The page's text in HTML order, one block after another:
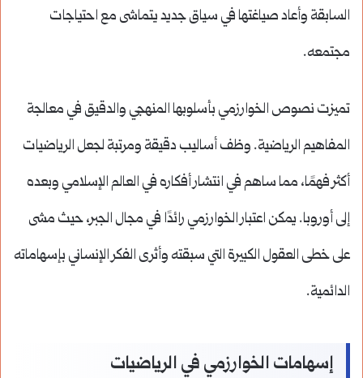
السابقة وأعاد صياغتها في سياق جديد يتماشى مع احتياجات
مجتمعه.
تميزت نصوص الخوارزمي بأسلوبها المنهجي والدقيق في معالجة
المفاهيم الرياضية. وظف أساليب دقيقة ومرتبة لجعل الرياضيات
أكثر فهمًا، مما ساهم في انتشار أفكاره في العالم الإسلامي وبعده
إلى أوروبا. يمكن اعتبار الخوارزمي رائدًا في مجال الجبر، حيث مشى
على خطى العقول الكبيرة التي سبقته وأثرى الفكر الإنساني بإسهاماته
الدائمية.
إسهامات الخوارزمي في الرياضيات